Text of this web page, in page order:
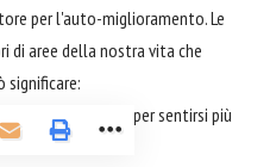
per l'auto-miglioramento. Le
di aree della nostra vita che
significare:
competenze
per sentirsi più